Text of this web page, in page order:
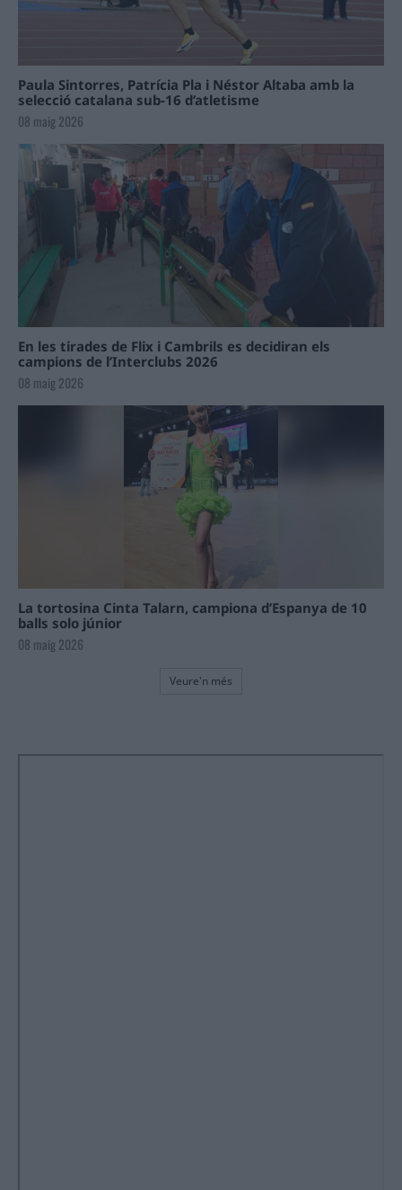
Paula Sintorres, Patrícia Pla i Néstor Altaba amb la
selecció catalana sub-16 d’atletisme
08 maig 2026
En les tirades de Flix i Cambrils es decidiran els
campions de l’Interclubs 2026
08 maig 2026
La tortosina Cinta Talarn, campiona d’Espanya de 10
balls solo júnior
08 maig 2026
Veure'n més